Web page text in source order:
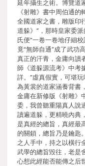
延年攝生之術。博覽道
《射雕》書中周伯通
全國道家之書，雕版印
道躲》”，那時皇家委
氏便“一卷一卷地仔細
竟“無師自通”成了武功
真正的汗青，金庸向讀
師《道躲源流考》中考
詳。”虛真假實，可堪
為黃裳的道家涵養背書
金庸在新修版《射雕》
委，我曾聽重陽真人說
讀遍道躲，更精曉內典
是真經的總旨，真經最
的關鎖，總旨乃是鑰匙
之人手中，持之以橫行
武學的總旨毀往，老是
心想此經能否能傳之后